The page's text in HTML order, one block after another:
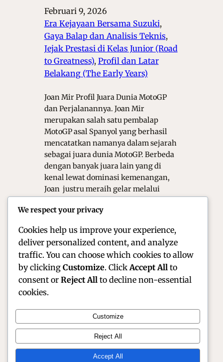
Februari 9, 2026
Era Kejayaan Bersama Suzuki ,
Gaya Balap dan Analisis Teknis ,
Jejak Prestasi di Kelas Junior (Road
to Greatness), Profil dan Latar
Belakang (The Early Years)
Joan Mir Profil Juara Dunia MotoGP
dan Perjalanannya. Joan Mir
merupakan salah satu pembalap
MotoGP asal Spanyol yang berhasil
mencatatkan namanya dalam sejarah
sebagai juara dunia MotoGP. Berbeda
dengan banyak juara lain yang di
kenal lewat dominasi kemenangan,
Joan justru meraih gelar melalui
kematangan strategi. Oleh karena itu,
Official Site of Christian Montanari | Racer &
Motorsport Profile
We respect your privacy
Cookies help us improve your experience,
deliver personalized content, and analyze
traffic. You can choose which cookies to allow
by clicking Customize. Click Accept All to
consent or Reject All to decline non-essential
cookies.
Customize
Reject All
Accept All